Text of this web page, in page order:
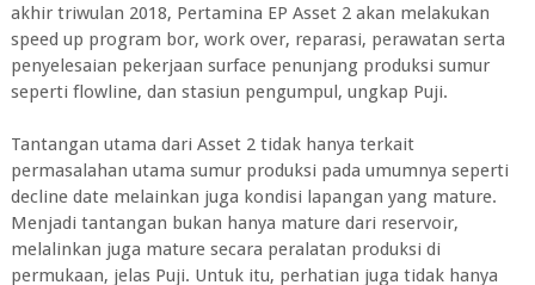
akhir triwulan 2018, Pertamina EP Asset 2 akan melakukan
speed up program bor, work over, reparasi, perawatan serta
penyelesaian pekerjaan surface penunjang produksi sumur
seperti flowline, dan stasiun pengumpul, ungkap Puji.
Tantangan utama dari Asset 2 tidak hanya terkait
permasalahan utama sumur produksi pada umumnya seperti
decline date melainkan juga kondisi lapangan yang mature.
Menjadi tantangan bukan hanya mature dari reservoir,
melalinkan juga mature secara peralatan produksi di
permukaan, jelas Puji. Untuk itu, perhatian juga tidak hanya